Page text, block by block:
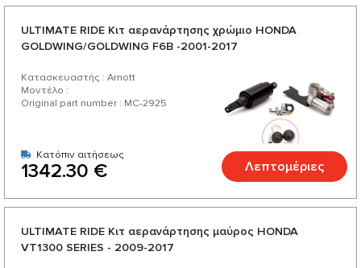
ULTIMATE RIDE Κιτ αερανάρτησης χρώμιο HONDA
GOLDWING/GOLDWING F6B -2001-2017
Κατασκευαστής : Arnott
Μοντέλο :
Original part number : MC-2925
Κατόπιν αιτήσεως
1342.30 € Λεπτομέριες
ULTIMATE RIDE Κιτ αερανάρτησης μαύρος HONDA
VT1300 SERIES - 2009-2017